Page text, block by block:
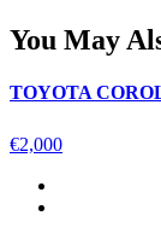
You May
TOYOTA
€2,000